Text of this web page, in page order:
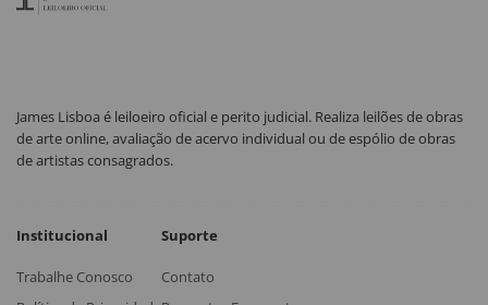
James Lisboa é leiloeiro oficial e perito judicial. Realiza leilões de obras
de arte online, avaliação de acervo individual ou de espólio de obras
de artistas consagrados.
Institucional
Trabalhe Conosco
Suporte
Contato